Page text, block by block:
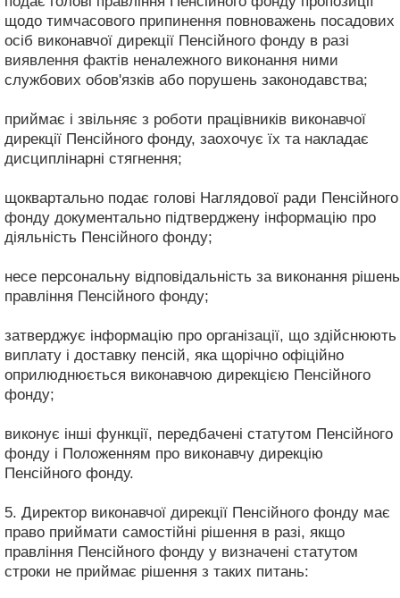
щодо тимчасового припинення повноважень посадових
осіб виконавчої дирекції Пенсійного фонду в разі
виявлення фактів неналежного виконання ними
службових обов'язків або порушень законодавства;
приймає і звільняє з роботи працівників виконавчої
дирекції Пенсійного фонду, заохочує їх та накладає
дисциплінарні стягнення;
щоквартально подає голові Наглядової ради Пенсійного
фонду документально підтверджену інформацію про
діяльність Пенсійного фонду;
несе персональну відповідальність за виконання рішень
правління Пенсійного фонду;
затверджує інформацію про організації, що здійснюють
виплату і доставку пенсій, яка щорічно офіційно
оприлюднюється виконавчою дирекцією Пенсійного
фонду;
виконує інші функції, передбачені статутом Пенсійного
фонду і Положенням про виконавчу дирекцію
Пенсійного фонду.
5. Директор виконавчої дирекції Пенсійного фонду має
право приймати самостійні рішення в разі, якщо
правління Пенсійного фонду у визначені статутом
строки не приймає рішення з таких питань: